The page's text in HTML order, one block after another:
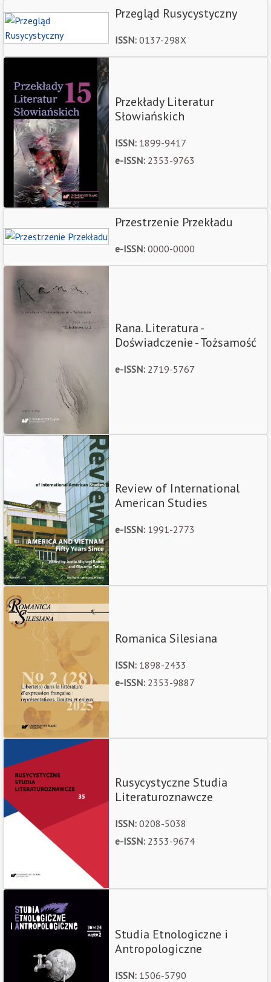
Przegląd Rusycystyczny
ISSN: 0137-298X
Przekłady Literatur
Słowiańskich
ISSN: 1899-9417
e-ISSN: 2353-9763
Przestrzenie Przekładu
e-ISSN: 0000-0000
Rana. Literatura -
Doświadczenie - Tożsamość
e-ISSN: 2719-5767
Review of International
American Studies
e-ISSN: 1991-2773
Romanica Silesiana
ISSN: 1898-2433
e-ISSN: 2353-9887
Rusycystyczne Studia
Literaturoznawcze
ISSN: 0208-5038
e-ISSN: 2353-9674
Studia Etnologiczne i
Antropologiczne
ISSN: 1506-5790